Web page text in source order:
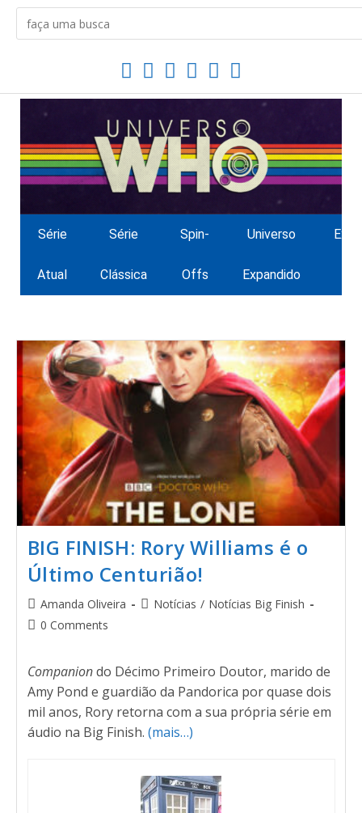
Série
Atual
Série
Clássica
Spin-
Offs
Universo
Expandido
BIG FINISH: Rory Williams é o
Último Centurião!
Amanda Oliveira Notícias / Notícias Big Finish
0 Comments
Companiondo Décimo Primeiro Doutor, marido de
Amy Pond e guardião da Pandorica por quase dois
mil anos, Rory retorna com a sua própria série em
áudio na Big Finish. (mais…)